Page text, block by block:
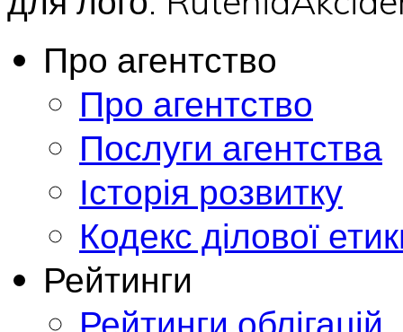
Про агентство
Про агентство
Послуги агентства
Історія розвитку
Кодекс ділової
Рейтинги